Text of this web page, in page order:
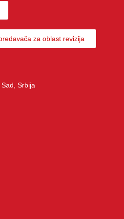
а коју
ћемо za oblast revizija
Srbija